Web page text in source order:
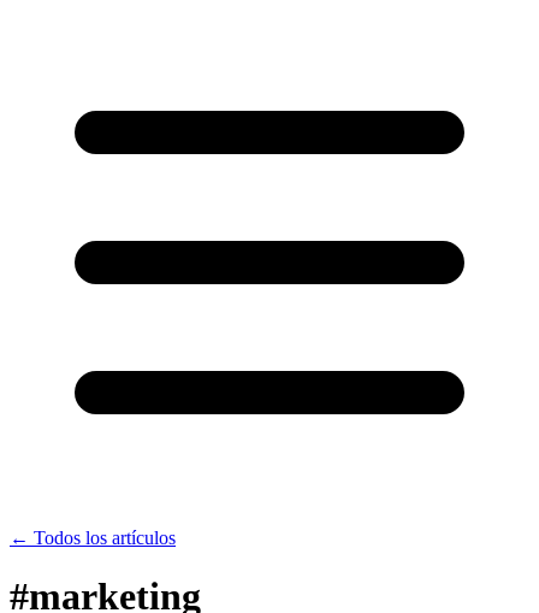
← Todos los artículos
#marketing